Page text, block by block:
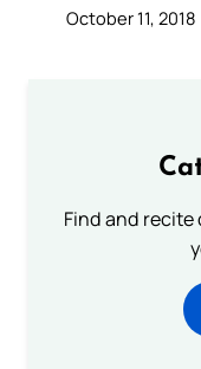
October 11, 2018
Find and recite